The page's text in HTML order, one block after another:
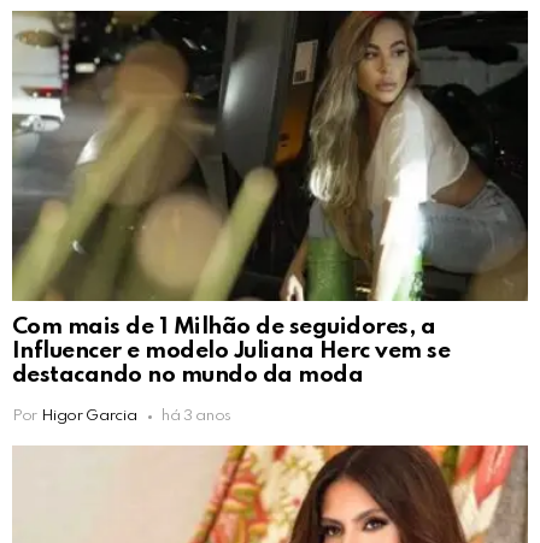
Com mais de 1 Milhão de seguidores, a
Influencer e modelo Juliana Herc vem se
destacando no mundo da moda
Por Higor Garcia há 3 anos